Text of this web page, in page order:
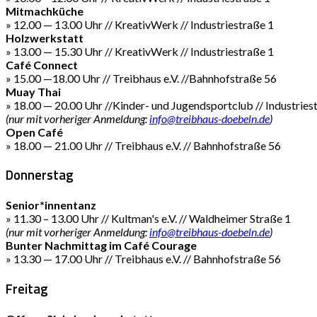
Mitmachküche
» 12.00 — 13.00 Uhr // KreativWerk // Industriestraße 1
Holzwerkstatt
» 13.00 — 15.30 Uhr // KreativWerk // Industriestraße 1
Café Connect
» 15.00 —18.00 Uhr // Treibhaus e.V. //Bahnhofstraße 56
Muay Thai
» 18.00 — 20.00 Uhr //Kinder- und Jugendsportclub //
(nur mit vorheriger Anmeldung: info@treibhaus-doebeln.de)
Open Café
» 18.00 — 21.00 Uhr // Treibhaus e.V. // Bahnhofstraße 56
Donnerstag
Senior*innentanz
» 11.30 – 13.00 Uhr // Kultman's e.V. // Waldheimer Straße 1
(nur mit vorheriger Anmeldung: info@treibhaus-doebeln.de)
Bunter Nachmittag im Café Courage
» 13.30 — 17.00 Uhr // Treibhaus e.V. // Bahnhofstraße 56
Freitag